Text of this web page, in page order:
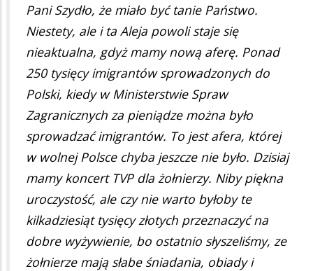
Pani Szydło, że miało być tanie Państwo.
Niestety, ale i ta Aleja powoli staje się
nieaktualna, gdyż mamy nową aferę. Ponad
250 tysięcy imigrantów sprowadzonych do
Polski, kiedy w Ministerstwie Spraw
Zagranicznych za pieniądze można było
sprowadzać imigrantów. To jest afera, której
w wolnej Polsce chyba jeszcze nie było. Dzisiaj
mamy koncert TVP dla żołnierzy. Niby piękna
uroczystość, ale czy nie warto byłoby te
kilkadziesiąt tysięcy złotych przeznaczyć na
dobre wyżywienie, bo ostatnio słyszeliśmy, ze
żołnierze mają słabe śniadania, obiady i